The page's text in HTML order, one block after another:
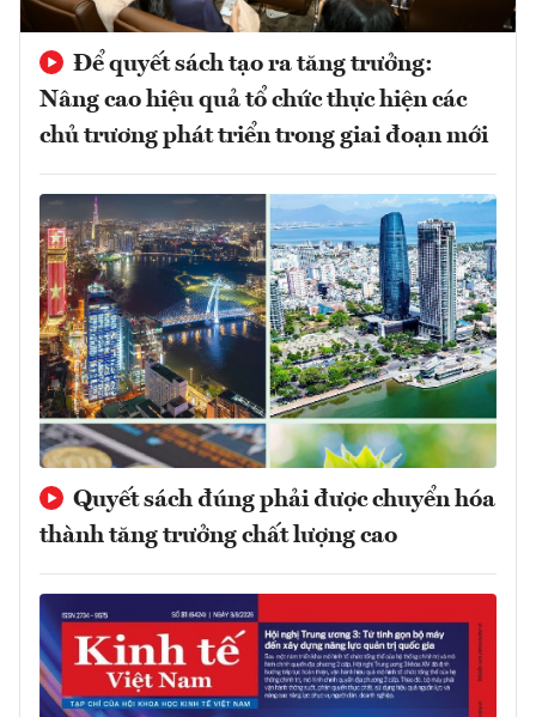
Để quyết sách tạo ra tăng trưởng:
Nâng cao hiệu quả tổ chức thực hiện các
chủ trương phát triển trong giai đoạn mới
Quyết sách đúng phải được chuyển hóa
thành tăng trưởng chất lượng cao